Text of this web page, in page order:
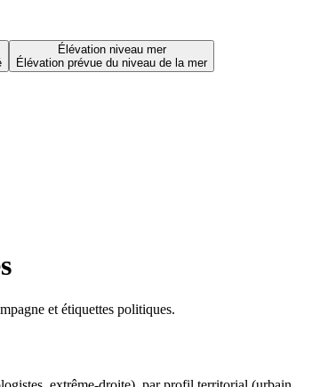
Élévation niveau mer
Élévation prévue du niveau de la mer
et étiquettes politiques.